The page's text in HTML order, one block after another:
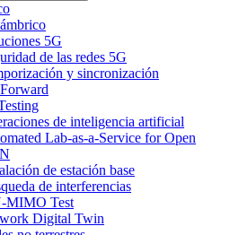
5G
de las redes 5G
y sincronización
de inteligencia artificial
Lab-as-a-Service for Open
de estación base
de interferencias
MIMO Test
Digital Twin